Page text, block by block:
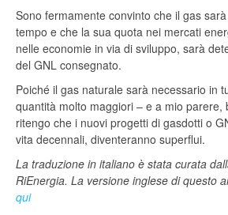
Sono fermamente convinto che il gas
tempo e che la sua quota nei mercati
nelle economie in via di sviluppo, sarà
del GNL consegnato.
Poiché il gas naturale sarà necessario in
quantità molto maggiori – e a mio parere,
ritengo che i nuovi progetti di gasdotti o
vita decennali, diventeranno superflui.
La traduzione in italiano è stata curata
RiEnergia. La versione inglese di questo
qui